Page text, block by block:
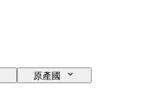
原產國